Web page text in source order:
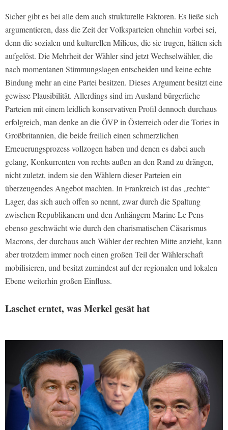
Sicher gibt es bei alle dem auch strukturelle Faktoren. Es ließe sich
argumentieren, dass die Zeit der Volksparteien ohnehin vorbei sei,
denn die sozialen und kulturellen Milieus, die sie trugen, hätten sich
aufgelöst. Die Mehrheit der Wähler sind jetzt Wechselwähler, die
nach momentanen Stimmungslagen entscheiden und keine echte
Bindung mehr an eine Partei besitzen. Dieses Argument besitzt eine
gewisse Plausibilität. Allerdings sind im Ausland bürgerliche
Parteien mit einem leidlich konservativen Profil dennoch durchaus
erfolgreich, man denke an die ÖVP in Österreich oder die Tories in
Großbritannien, die beide freilich einen schmerzlichen
Erneuerungsprozess vollzogen haben und denen es dabei auch
gelang, Konkurrenten von rechts außen an den Rand zu drängen,
nicht zuletzt, indem sie den Wählern dieser Parteien ein
überzeugendes Angebot machten. In Frankreich ist das „rechte“
Lager, das sich auch offen so nennt, zwar durch die Spaltung
zwischen Republikanern und den Anhängern Marine Le Pens
ebenso geschwächt wie durch den charismatischen Cäsarismus
Macrons, der durchaus auch Wähler der rechten Mitte anzieht, kann
aber trotzdem immer noch einen großen Teil der Wählerschaft
mobilisieren, und besitzt zumindest auf der regionalen und lokalen
Ebene weiterhin großen Einfluss.
Laschet erntet, was Merkel gesät hat